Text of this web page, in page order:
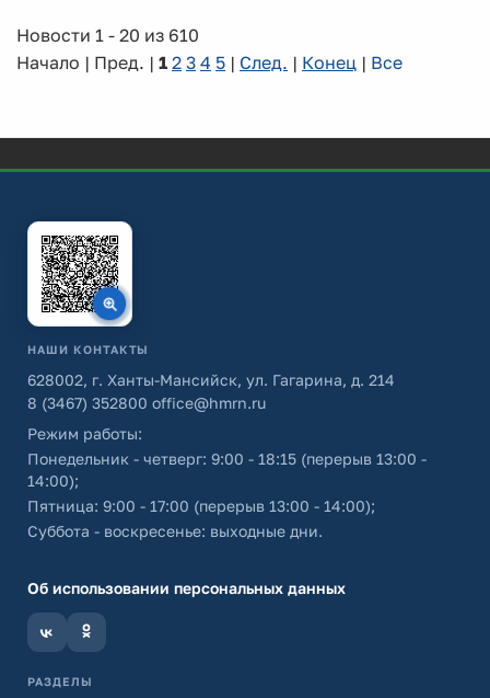
Новости 1 - 20 из 610
Начало | Пред. | 1 2 3 4 5 | След. | Конец | Все
НАШИ КОНТАКТЫ
628002, г. Ханты-Мансийск, ул. Гагарина, д. 214
8 (3467) 352800 office@hmrn.ru
Режим работы:
Понедельник - четверг: 9:00 - 18:15 (перерыв 13:00 -
14:00);
Пятница: 9:00 - 17:00 (перерыв 13:00 - 14:00);
Суббота - воскресенье: выходные дни.
Об использовании персональных данных
РАЗДЕЛЫ